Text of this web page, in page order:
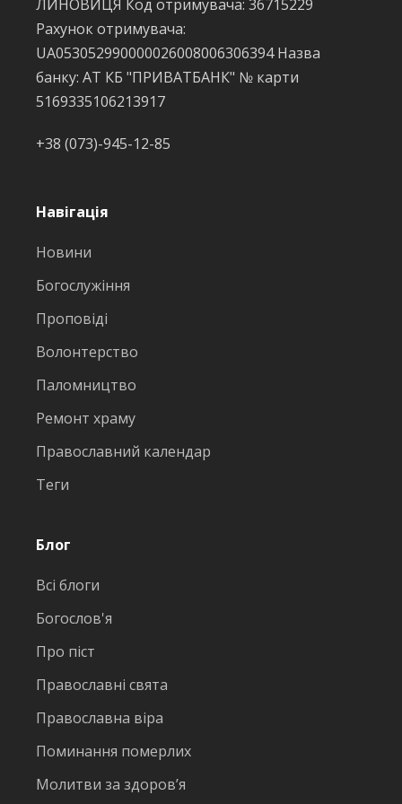
ЛИНОВИЦЯ Код отримувача: 36715229
Рахунок отримувача:
UA053052990000026008006306394 Назва
банку: АТ КБ "ПРИВАТБАНК" № карти
5169335106213917
+38 (073)-945-12-85
Навігація
Новини
Богослужіння
Проповіді
Волонтерство
Паломництво
Ремонт храму
Православний календар
Теги
Блог
Всі блоги
Богослов'я
Про піст
Православні свята
Православна віра
Поминання померлих
Молитви за здоров’я